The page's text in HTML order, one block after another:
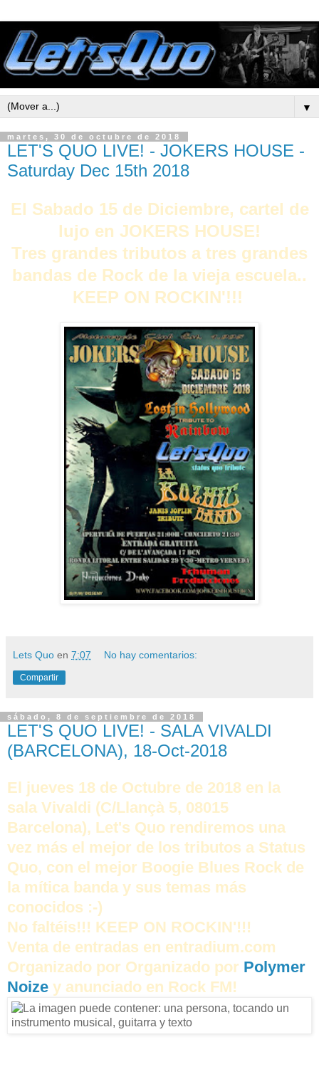
▼
martes, 30 de octubre de 2018
LET'S QUO LIVE! - JOKERS HOUSE -
Saturday Dec 15th 2018
El Sabado 15 de Diciembre, cartel de
lujo en JOKERS HOUSE!
Tres grandes tributos a tres grandes
bandas de Rock de la vieja escuela..
KEEP ON ROCKIN'!!!
Lets Quo en 7:07 No hay comentarios:
Compartir
sábado, 8 de septiembre de 2018
LET'S QUO LIVE! - SALA VIVALDI
(BARCELONA), 18-Oct-2018
El jueves 18 de Octubre de 2018 en la
sala Vivaldi (C/Llançà 5, 08015
Barcelona), Let's Quo rendiremos una
vez más el mejor de los tributos a Status
Quo, con el mejor Boogie Blues Rock de
la mítica banda y sus temas más
conocidos :-)
No faltéis!!! KEEP ON ROCKIN'!!!
Venta de entradas en entradium.com
Organizado por Organizado por Polymer
Noize y anunciado en Rock FM!